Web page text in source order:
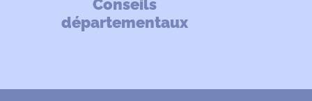
Conseils
départementaux